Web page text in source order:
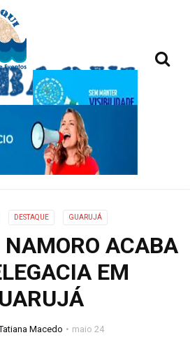
DESTAQUE GUARUJÁ
NAMORO ACABA
EM
Macedo maio 24